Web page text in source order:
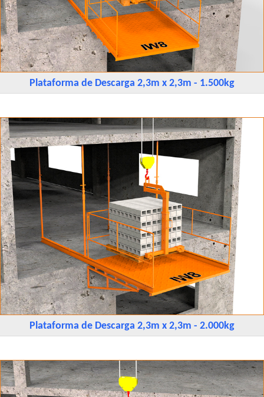
Plataforma de Descarga 2,3m x 2,3m - 1.500kg
Plataforma de Descarga 2,3m x 2,3m - 2.000kg